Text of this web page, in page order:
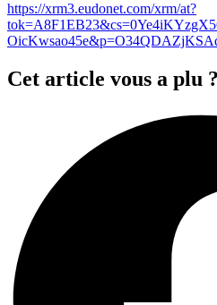
https://xrm3.eudonet.com/xrm/at?
Cet article vous a plu